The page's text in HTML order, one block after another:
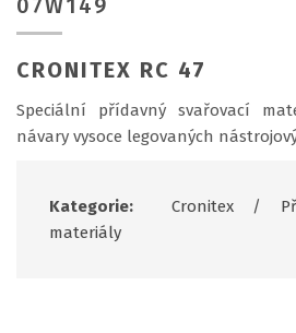
CRONITEX RC 47
Speciální přídavný svařovací
návary vysoce legovaných
Kategorie: Cronitex/
materiály